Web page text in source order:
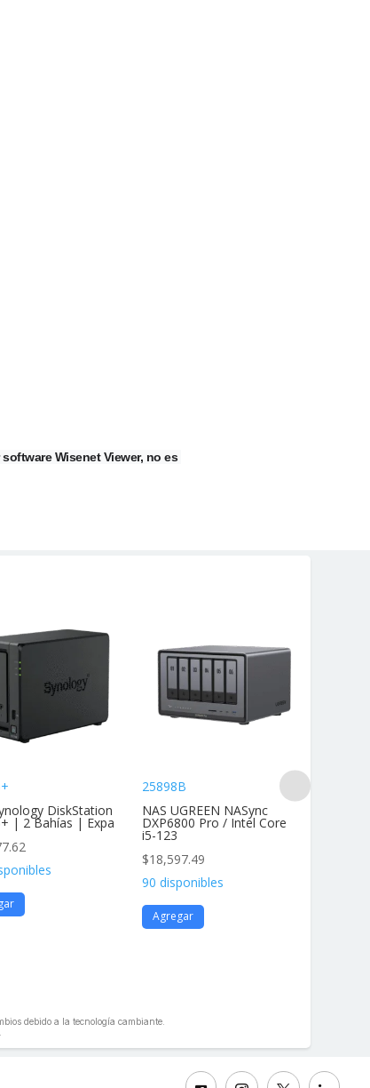
Wisenet Viewer, no es
DiskStation
| 2 Bahías | Expa
25898B
NAS UGREEN NASync
DXP6800 Pro / Intel Core
i5-123
$18,597.49
90 disponibles
Agregar
debido a la tecnología cambiante.